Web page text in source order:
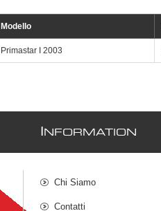
Modello
Primastar I 2003
NFORMATION
Chi Siamo
Contatti